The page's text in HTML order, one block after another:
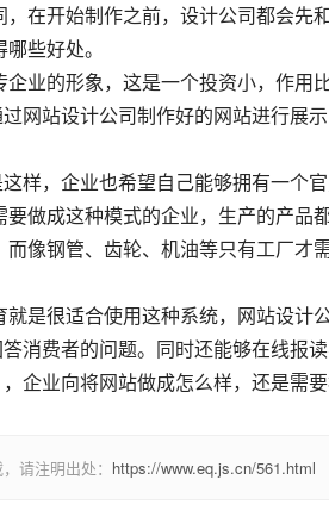
在开始制作之前，设计公司都会先
哪些好处。
业的形象，这是一个投资小，作用
网站设计公司制作好的网站进行展
样，企业也希望自己能够拥有一个
做成这种模式的企业，生产的产品
像钢管、齿轮、机油等只有工厂才
是很适合使用这种系统，网站设计
消费者的问题。同时还能够在线报
企业向将网站做成怎么样，还是需
请注明出处： https://www.eq.js.cn/561.html